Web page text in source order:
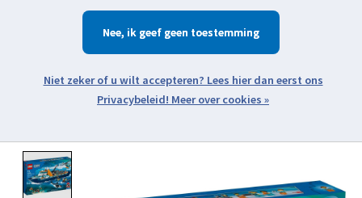
Zoeken
Open webshop menu
Nee
Meer over cookies »